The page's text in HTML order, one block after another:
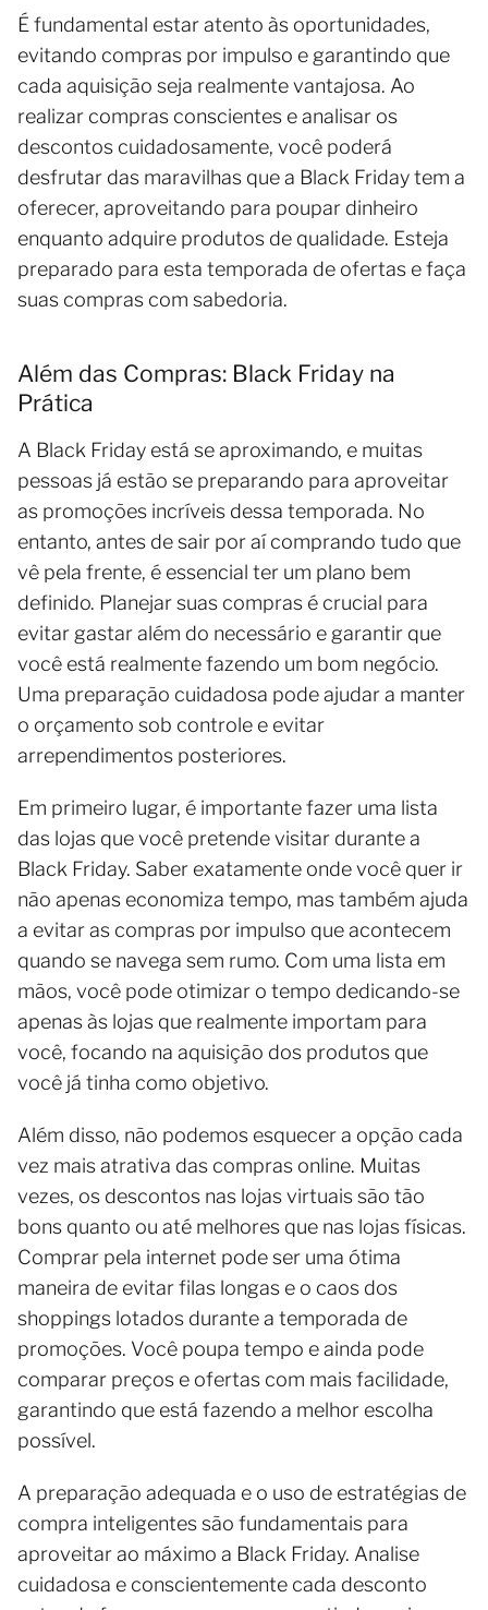
É fundamental estar atento às oportunidades,
evitando compras por impulso e garantindo que
cada aquisição seja realmente vantajosa. Ao
realizar compras conscientes e analisar os
descontos cuidadosamente, você poderá
desfrutar das maravilhas que a Black Friday tem a
oferecer, aproveitando para poupar dinheiro
enquanto adquire produtos de qualidade. Esteja
preparado para esta temporada de ofertas e faça
suas compras com sabedoria.
Além das Compras: Black Friday na
Prática
A Black Friday está se aproximando, e muitas
pessoas já estão se preparando para aproveitar
as promoções incríveis dessa temporada. No
entanto, antes de sair por aí comprando tudo que
vê pela frente, é essencial ter um plano bem
definido. Planejar suas compras é crucial para
evitar gastar além do necessário e garantir que
você está realmente fazendo um bom negócio.
Uma preparação cuidadosa pode ajudar a manter
o orçamento sob controle e evitar
arrependimentos posteriores.
Em primeiro lugar, é importante fazer uma lista
das lojas que você pretende visitar durante a
Black Friday. Saber exatamente onde você quer ir
não apenas economiza tempo, mas também ajuda
a evitar as compras por impulso que acontecem
quando se navega sem rumo. Com uma lista em
mãos, você pode otimizar o tempo dedicando-se
apenas às lojas que realmente importam para
você, focando na aquisição dos produtos que
você já tinha como objetivo.
Além disso, não podemos esquecer a opção cada
vez mais atrativa das compras online. Muitas
vezes, os descontos nas lojas virtuais são tão
bons quanto ou até melhores que nas lojas físicas.
Comprar pela internet pode ser uma ótima
maneira de evitar filas longas e o caos dos
shoppings lotados durante a temporada de
promoções. Você poupa tempo e ainda pode
comparar preços e ofertas com mais facilidade,
garantindo que está fazendo a melhor escolha
possível.
A preparação adequada e o uso de estratégias de
compra inteligentes são fundamentais para
aproveitar ao máximo a Black Friday. Analise
cuidadosa e conscientemente cada desconto